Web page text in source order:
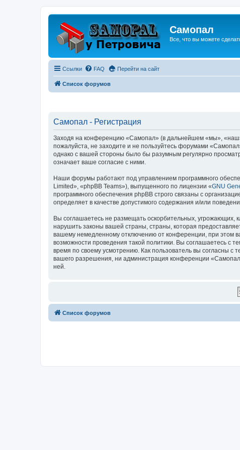
Самопал
Все, что вы можете
Ссылки FAQ Перейти на сайт
Список форумов
Самопал - Регистрация
Заходя на конференцию «Самопал» (в дальнейшем «мы»,
пожалуйста, не заходите и не пользуйтесь форумами
однако с вашей стороны было бы разумным регулярно
означает ваше согласие с ними.
Наши форумы работают под управлением программного
Limited», «phpBB Teams»), выпущенного по лицензии «GNU
программного обеспечения phpBB строго связаны с
определяет в качестве допустимого содержания и/или
Вы соглашаетесь не размещать оскорбительных, угрожающих,
нарушить законы вашей страны, страны, которая
вашему немедленному отключению от конференции, при этом
возможности проведения такой политики. Вы соглашаетесь с
время по своему усмотрению. Как пользователь вы согласны
вашего разрешения, ни администрация конференции
ней.
Список форумов